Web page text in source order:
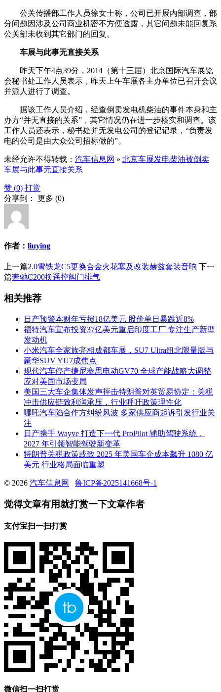
公关传播部工作人员徐女士称，公司已开展内部调查，部
分问题因涉及公司商业机密不方便透露，其它问题未能回复系
公关部未收到其它部门的回复。
车展与此事无直接关系
昨天下午4点39分，2014（第十三届）北京国际汽车展览
会秘书处工作人员表示，昨天上午车展各主办单位已召开会议
并派人进行了调查。
据该工作人员介绍，经查倒卖发电机柴油的事件本身和主
办方“并无直接的关系”，其它情况仍在进一步核实和调查。该
工作人员还表示，秘书处并无发电公司的登记记录，“负责发
电的公司是由大众公司招标做的”。
未经允许不得转载： 汽车信息网 » 北京车展发电柴油被倒卖
车展与此事无直接关系
赞 (0) 打赏
分享到： 更多 (0)
作者： liuying
上一篇2.0雪铁龙C5更换合金火花塞及改装赫兹套装音响 下一
篇奔驰C200换遥控阀门排气
相关推荐
日产预警本财年亏损18亿美元 股价单日暴跌近8%
福特汽车宣布投资37亿美元重启印度工厂 专注生产新型
发动机
小米汽车全家族亮相成都车展，SU7 Ultra纽北限量版与
豪华SUV YU7成焦点
现代汽车停产捷尼赛思电动GV70 全球产能战略大调整
应对美国市场变局
美国三大车企集体发声抨击特朗普对英贸易协定：关税
冲击供应链致利润承压，行业呼吁政策理性化
哪吒汽车陷合作方纠纷风波 多家供应商起诉引发行业关
注
日产携手 Wayve 打造下一代 ProPilot 辅助驾驶系统，
2027 年引领智能驾驶新变革
特朗普关税政策或致 2025 年美国车企成本飙升 1080 亿
美元 行业格局面临重塑
© 2026 汽车信息网 鲁ICP备2025141668号-1
觉得文章有用就打赏一下文章作者
支付宝扫一扫打赏
微信扫一扫打赏